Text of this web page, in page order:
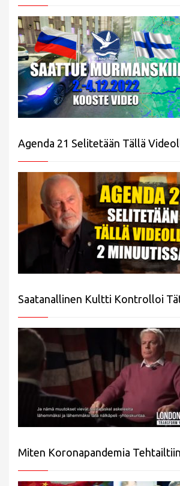
Agenda 21 Selitetään Tällä
Saatanallinen Kultti Kontrolloi
Miten Koronapandemia